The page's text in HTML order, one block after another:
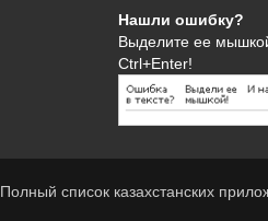
Нашли ошибку?
Выделите ее
Ctrl+Enter!
Полный список казахстанских